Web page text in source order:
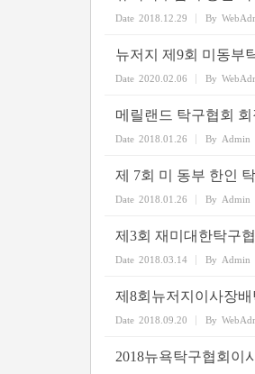
Date 2018.12.29 By
뉴저지 제9회 미동부
Date 2020.02.06 By
메릴랜드 탁구협회
Date 2018.01.26 By Admin
제 7회 미 동부 한인
Date 2018.01.26 By Admin
제3회 재미대한탁구
Date 2018.03.14 By Admin
제8회뉴저지이사장
Date 2018.09.20 By
2018뉴욕탁구협회이